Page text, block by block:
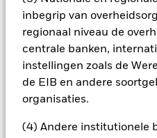
inbegrip van
regionaal niveau de
centrale banken,
instellingen zoals de
de EIB en andere
organisaties.
(4) Andere institutionele
In de mate waarin het Fonds
te reduceren, ontvangt het
goede aan BlackRock als
verdeling van opbrengsten
exploitatiekosten van het
de lopende kosten opgenomen.